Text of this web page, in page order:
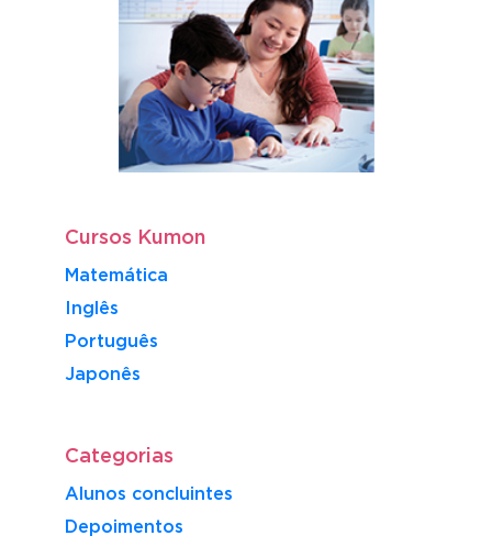
Cursos Kumon
Matemática
Inglês
Português
​Japonês
Categorias
Alunos concluintes
Depoimentos